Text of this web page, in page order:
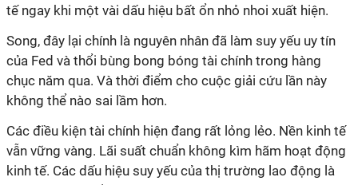
tế ngay khi một vài dấu hiệu bất ổn nhỏ nhoi xuất hiện.
Song, đây lại chính là nguyên nhân đã làm suy yếu uy tín
của Fed và thổi bùng bong bóng tài chính trong hàng
chục năm qua. Và thời điểm cho cuộc giải cứu lần này
không thể nào sai lầm hơn.
Các điều kiện tài chính hiện đang rất lỏng lẻo. Nền kinh tế
vẫn vững vàng. Lãi suất chuẩn không kìm hãm hoạt động
kinh tế. Các dấu hiệu suy yếu của thị trường lao động là